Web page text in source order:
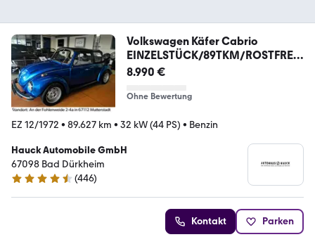
Volkswagen Käfer Cabrio
EINZELSTÜCK/89TKM/ROSTFREI/
SAMMLER
8.990 €
Ohne Bewertung
EZ 12/1972 • 89.627 km • 32 kW (44 PS) • Benzin
Hauck Automobile GmbH
67098 Bad Dürkheim
4.4 Sterne
(446)
Kontakt Parken